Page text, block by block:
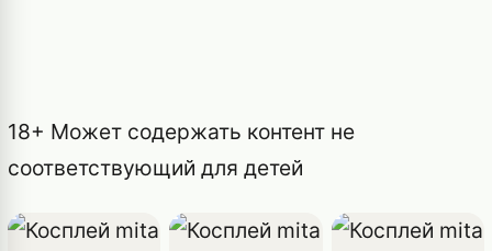
18+ Может содержать контент не
соответствующий для детей